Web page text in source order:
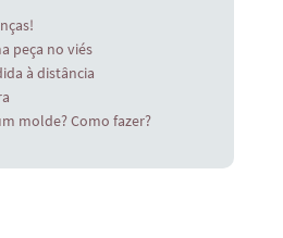
peça no viés
à distância
molde? Como fazer?